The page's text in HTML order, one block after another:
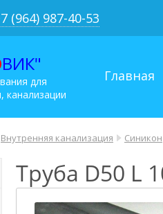
(964) 987-40-53
ВИК"
для
канализации
Главная
Внутренняя канализация Синикон
Труба D50 L